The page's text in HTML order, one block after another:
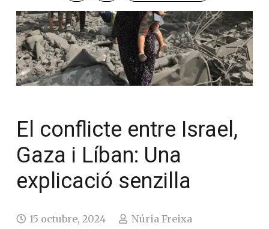
El conflicte entre Israel,
Gaza i Líban: Una
explicació senzilla
15 octubre, 2024
Núria Freixa